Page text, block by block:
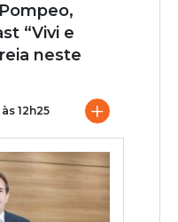
“Vivi e
neste
12h25 +